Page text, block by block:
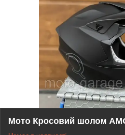
Мото Кросовий шолом